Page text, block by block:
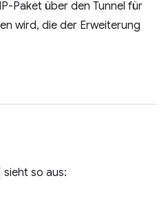
Paket über den Tunnel für
wird, die der Erweiterung
sieht so aus: